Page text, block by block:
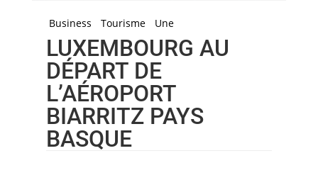
Business Tourisme Une
LUXEMBOURG AU
DÉPART DE
L’AÉROPORT
BIARRITZ PAYS
BASQUE